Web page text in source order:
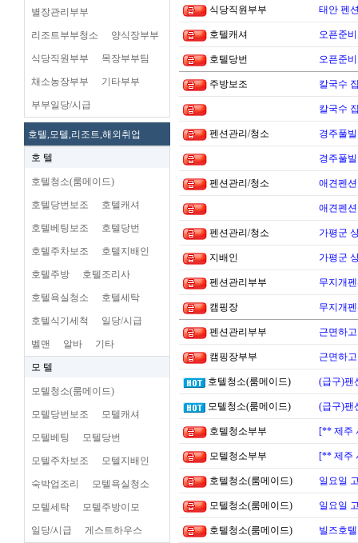
별장관리부부
리조트부부청소 양식장부부
식당직원부부 목장부부팀
채소농장부부 기타부부
부부일당/시급
호텔,모텔,리조트,해외취업
호 텔
호텔청소(룸메이드)
호텔당번보조 호텔캐셔
호텔베팅보조 호텔당번
호텔주차보조 호텔지배인
호텔주방 호텔조리사
호텔욕실청소 호텔세탁
호텔식기세척 일당/시급
벨맨 알바 기타
모 텔
모텔청소(룸메이드)
모텔당번보조 모텔캐셔
모텔베팅 모텔당번
모텔주차보조 모텔지배인
숙박업조리 모텔욕실청소
모텔세탁 모텔주방이모
일당/시급 게스트하우스
식당직원부부 태안 펜
호텔캐셔 오픈준
호텔당번 오픈준
주방보조 칼국수
칼국수
펜션관리/청소 경주풀
경주풀
펜션관리/청소 애견펜
애견펜
펜션관리/청소 가평군
지배인 가평군
펜션관리부부 무지개
캠핑장 무지개
펜션관리부부 근면하
캠핑장부부 근면하
호텔청소(룸메이드) (급구)팬
모텔청소(룸메이드) (급구)팬
호텔청소부부 [** 제주
모텔청소부부 [** 제주
호텔청소(룸메이드) 일요일
모텔청소(룸메이드) 일요일
호텔청소(룸메이드) 빌즈호